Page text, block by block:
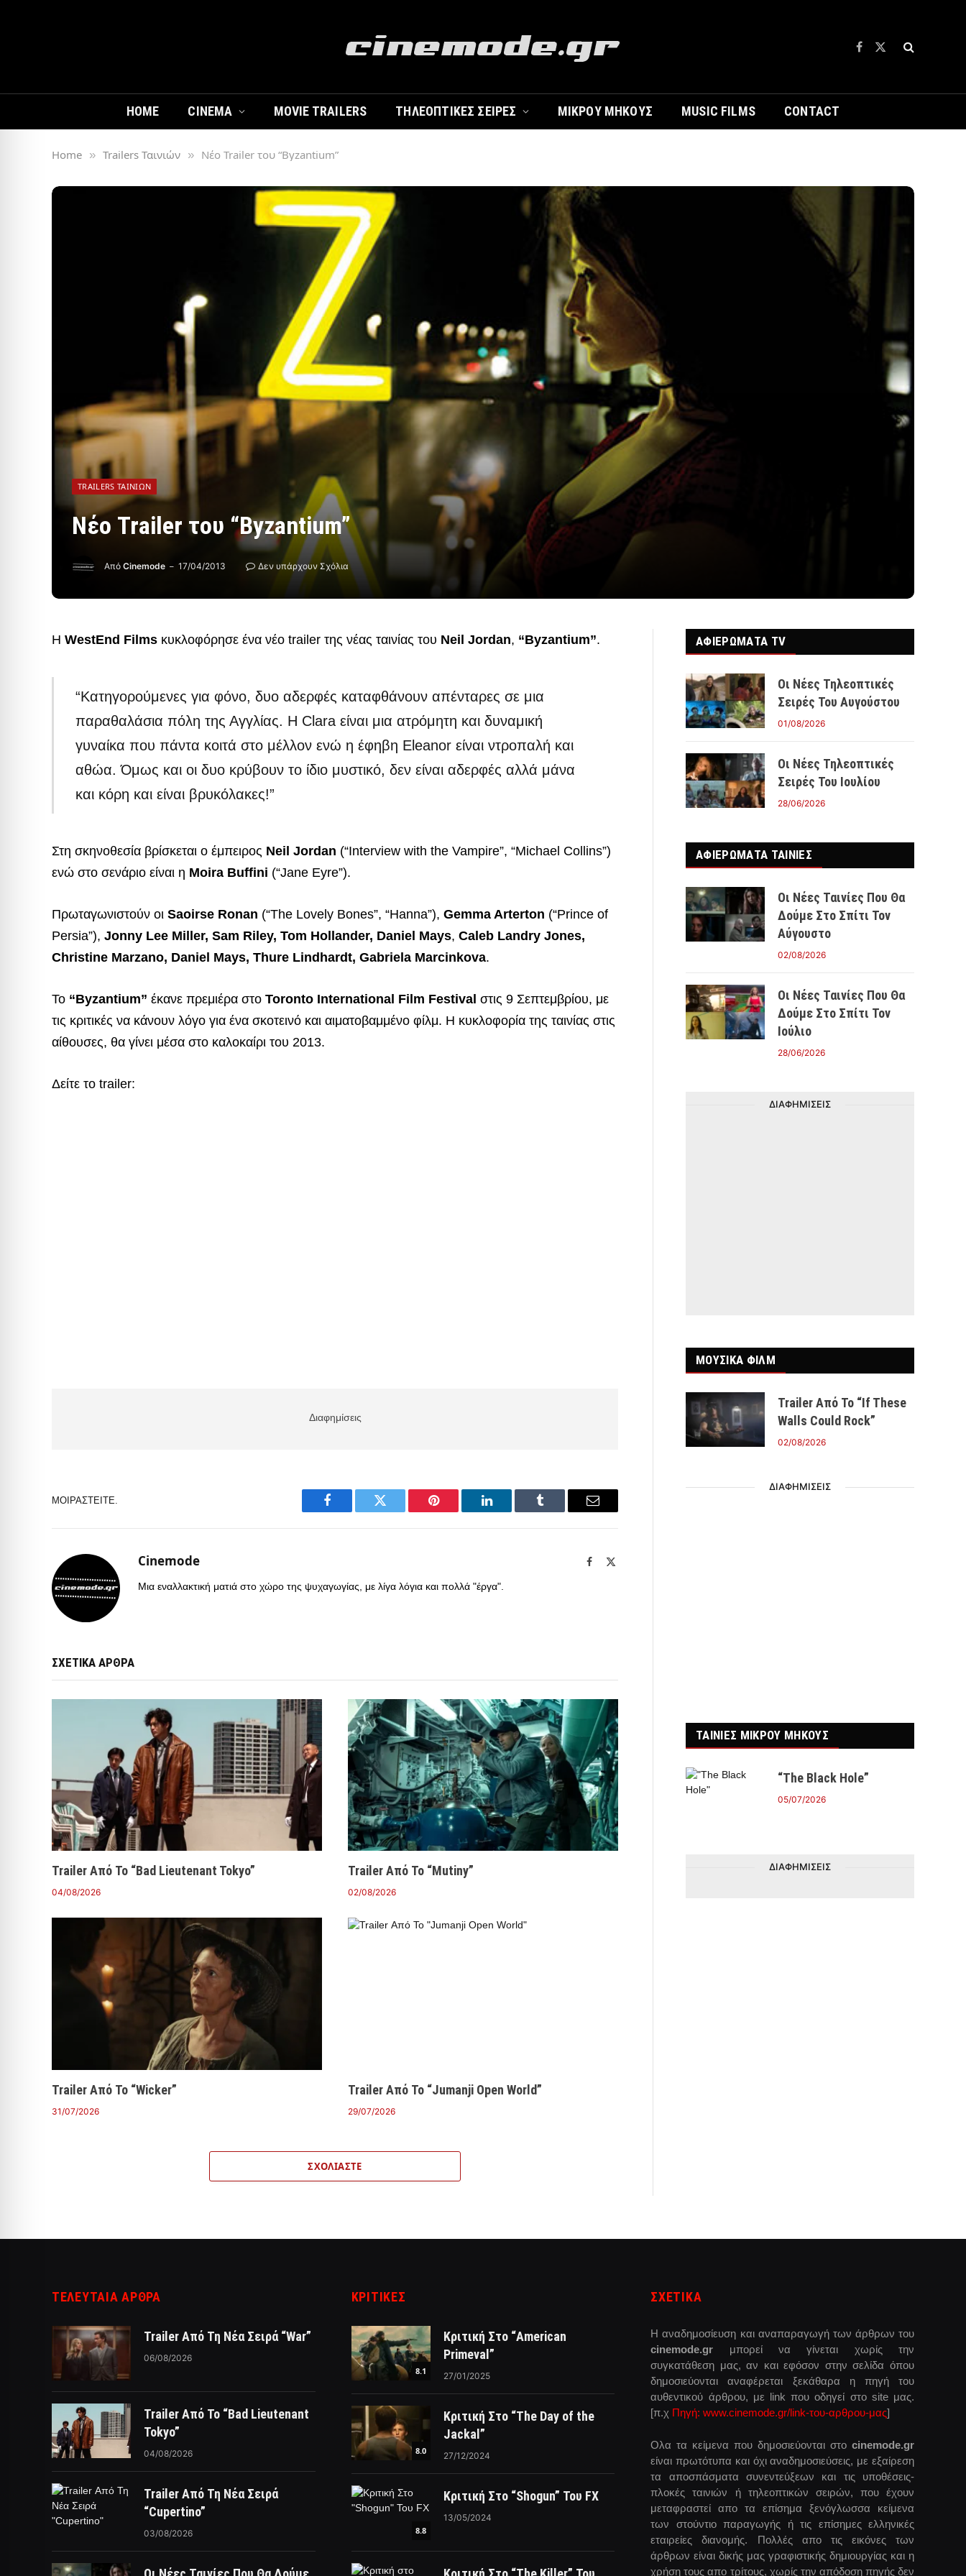
Facebook
X
HOME CINEMA MOVIE TRAILERS ΤΗΛΕΟΠΤΙΚΈΣ ΣΕΙΡΈΣ ΜΙΚΡΟΎ ΜΉΚΟΥΣ MUSIC FILMS CONTACT
Home » Trailers Ταινιών » Νέο Trailer του “Byzantium”
TRAILERS ΤΑΙΝΙΏΝ
Νέο Trailer του “Byzantium”
Από Cinemode 17/04/2013 Δεν υπάρχουν Σχόλια
Η WestEnd Films κυκλοφόρησε ένα νέο trailer της νέας ταινίας του Neil Jordan, “Byzantium”.
“Κατηγορούμενες για φόνο, δυο αδερφές καταφθάνουν απένταρες σε μια
παραθαλάσια πόλη της Αγγλίας. Η Clara είναι μια ατρόμητη και δυναμική
γυναίκα που πάντα κοιτά στο μέλλον ενώ η έφηβη Eleanor είναι ντροπαλή και
αθώα. Όμως και οι δυο κρύβουν το ίδιο μυστικό, δεν είναι αδερφές αλλά μάνα
και κόρη και είναι βρυκόλακες!”
Στη σκηνοθεσία βρίσκεται ο έμπειρος Neil Jordan (“Interview with the Vampire”, “Michael Collins”)
ενώ στο σενάριο είναι η Moira Buffini (“Jane Eyre”).
Πρωταγωνιστούν οι Saoirse Ronan (“The Lovely Bones”, “Hanna”), Gemma Arterton (“Prince of
Persia”), Jonny Lee Miller, Sam Riley, Tom Hollander, Daniel Mays, Caleb Landry Jones,
Christine Marzano, Daniel Mays, Thure Lindhardt, Gabriela Marcinkova.
Το “Byzantium” έκανε πρεμιέρα στο Toronto International Film Festival στις 9 Σεπτεμβρίου, με
τις κριτικές να κάνουν λόγο για ένα σκοτεινό και αιματοβαμμένο φίλμ. Η κυκλοφορία της ταινίας στις
αίθουσες, θα γίνει μέσα στο καλοκαίρι του 2013.
Δείτε το trailer:
Διαφημίσεις
ΜΟΙΡΑΣΤΕΊΤΕ.
Facebook Twitter Pinterest LinkedIn Tumblr Email
Cinemode Facebook
Μια εναλλακτική ματιά στο χώρο της ψυχαγωγίας, με λίγα λόγια και πολλά "έργα".
ΣΧΕΤΙΚΑ ΑΡΘΡΑ
Trailer Από Το “Bad Lieutenant Tokyo”
04/08/2026
Trailer Από Το “Mutiny”
02/08/2026
Trailer Από Το “Wicker”
31/07/2026
Trailer Από Το “Jumanji Open World”
29/07/2026
ΣΧΟΛΙΆΣΤΕ
ΑΦΙΕΡΩΜΑΤΑ TV
Οι Νέες Τηλεοπτικές
Σειρές Του Αυγούστου
01/08/2026
Οι Νέες Τηλεοπτικές
Σειρές Του Ιουλίου
28/06/2026
ΑΦΙΕΡΩΜΑΤΑ ΤΑΙΝΊΕΣ
Οι Νέες Ταινίες Που Θα
Δούμε Στο Σπίτι Τον
Αύγουστο
02/08/2026
Οι Νέες Ταινίες Που Θα
Δούμε Στο Σπίτι Τον
Ιούλιο
28/06/2026
ΔΙΑΦΗΜΙΣΕΙΣ
ΜΟΥΣΙΚΑ ΦΙΛΜ
Trailer Από Το “If These
Walls Could Rock”
02/08/2026
ΔΙΑΦΗΜΙΣΕΙΣ
ΤΑΙΝΙΕΣ ΜΙΚΡΟΥ ΜΗΚΟΥΣ
“The Black Hole”
05/07/2026
ΔΙΑΦΗΜΙΣΕΙΣ
ΤΕΛΕΥΤΑΙΑ ΑΡΘΡΑ
Trailer Από Τη Νέα Σειρά “War”
06/08/2026
Trailer Από Το “Bad Lieutenant
Tokyo”
04/08/2026
Trailer Από Τη Νέα Σειρά
“Cupertino”
03/08/2026
ΚΡΙΤΙΚΈΣ
8.1
Κριτική Στο “American
Primeval”
27/01/2025
8.0
Κριτική Στο “The Day of the
Jackal”
27/12/2024
8.8
Κριτική Στο “Shogun” Του FX
13/05/2024
ΣΧΕΤΙΚΑ
Η αναδημοσίευση και αναπαραγωγή των άρθρων του
cinemode.gr μπορεί να γίνεται χωρίς την
συγκατάθεση μας, αν και εφόσον στην σελίδα όπου
δημοσιεύονται αναφέρεται ξεκάθαρα η πηγή του
αυθεντικού άρθρου, με link που οδηγεί στο site μας.
[π.χ Πηγή: www.cinemode.gr/link-του-αρθρου-μας]
Ολα τα κείμενα που δημοσιεύονται στο cinemode.gr
είναι πρωτότυπα και όχι αναδημοσιεύσεις, με εξαίρεση
τα αποσπάσματα συνεντεύξεων και τις υποθέσεις-
πλοκές ταινιών ή τηλεοπτικών σειρών, που έχουν
μεταφραστεί απο τα επίσημα ξενόγλωσσα κείμενα
των στούντιο παραγωγής ή τις επίσημες ελληνικές
εταιρείες διανομής. Πολλές απο τις εικόνες των
άρθρων είναι δικής μας γραφιστικής δημιουργίας και η
χρήση τους απο τρίτους, χωρίς την απόδοση πηγής δεν